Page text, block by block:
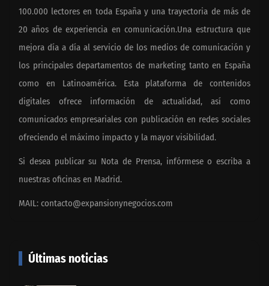
100.000 lectores en toda España y una trayectoria de más de
20 años de experiencia en comunicación.Una estructura que
mejora día a día al servicio de los medios de comunicación y
los principales departamentos de marketing tanto en España
como en Latinoamérica. Esta plataforma de contenidos
digitales ofrece información de actualidad, así como
comunicados empresariales con publicación en redes sociales
ofreciendo el máximo impacto y la mayor visibilidad.
Si desea publicar su Nota de Prensa, infórmese o escriba a
nuestras oficinas en Madrid.
MAIL: contacto@expansionynegocios.com
Últimas noticias